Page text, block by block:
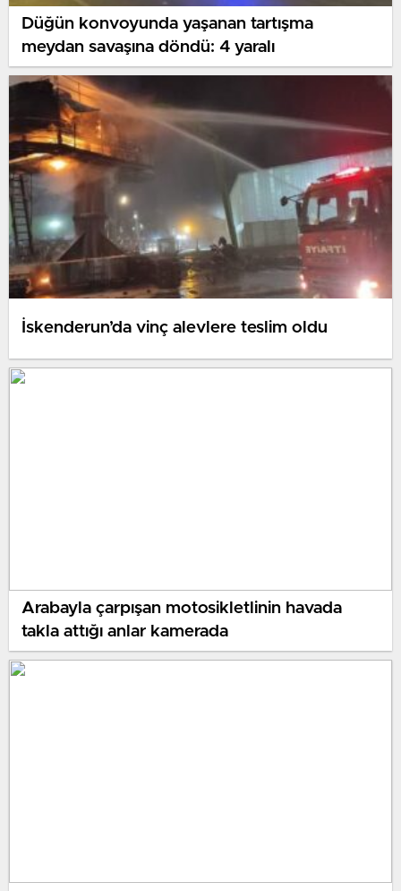
Düğün konvoyunda yaşanan tartışma
meydan savaşına döndü: 4 yaralı
İskenderun’da vinç alevlere teslim oldu
Arabayla çarpışan motosikletlinin havada
takla attığı anlar kamerada